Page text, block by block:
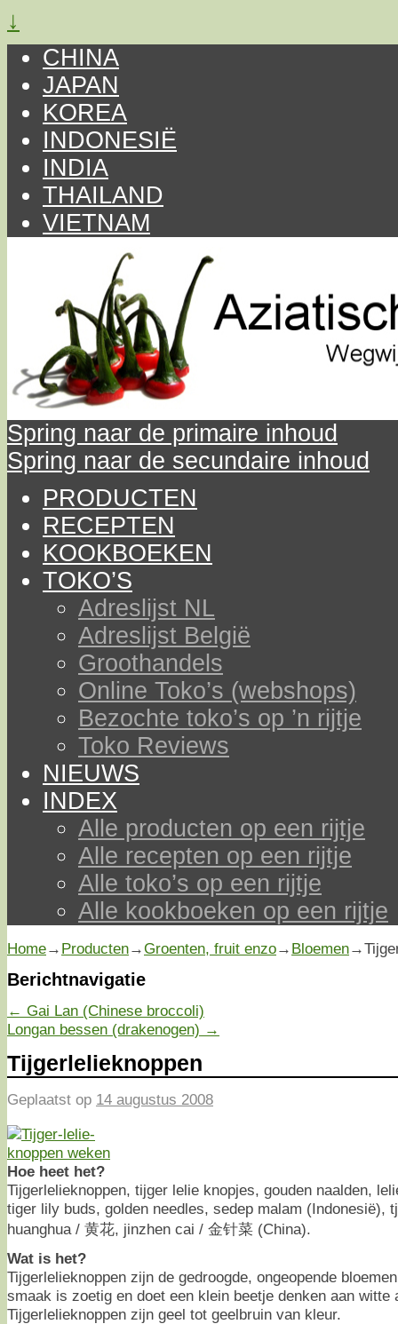
↓
CHINA
JAPAN
KOREA
INDONESIË
INDIA
THAILAND
VIETNAM
Spring naar de primaire inhoud
Spring naar de secundaire inhoud
PRODUCTEN
RECEPTEN
KOOKBOEKEN
TOKO’S
Adreslijst NL
Adreslijst België
Groothandels
Online Toko’s (webshops)
Bezochte toko’s op ’n rijtje
Toko Reviews
NIEUWS
INDEX
Alle producten op een rijtje
Alle recepten op een rijtje
Alle toko’s op een rijtje
Alle kookboeken op een rijtje
Home→ Producten→Groenten, fruit enzo→ Bloemen→
Berichtnavigatie
← Gai Lan (Chinese broccoli)
Longan bessen (drakenogen) →
Tijgerlelieknoppen
Geplaatst op 14 augustus 2008
Hoe heet het?
Tijgerlelieknoppen, tijger lelie knopjes, gouden naalden,
tiger lily buds, golden needles, sedep malam (Indonesië),
huanghua / 黄花, jinzhen cai / 金针菜 (China).
Wat is het?
Tijgerlelieknoppen zijn de gedroogde, ongeopende
smaak is zoetig en doet een klein beetje denken aan witte
Tijgerlelieknoppen zijn geel tot geelbruin van kleur.